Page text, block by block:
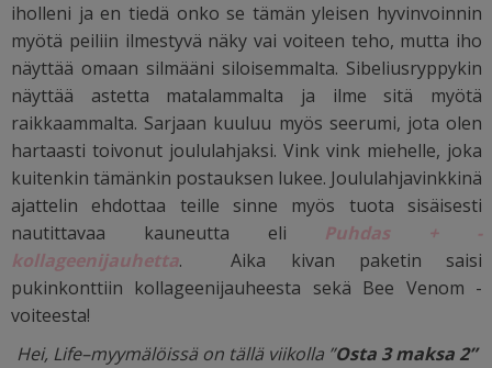
iholleni ja en tiedä onko se tämän yleisen hyvinvoinnin
myötä peiliin ilmestyvä näky vai voiteen teho, mutta iho
näyttää omaan silmääni siloisemmalta. Sibeliusryppykin
näyttää astetta matalammalta ja ilme sitä myötä
raikkaammalta. Sarjaan kuuluu myös seerumi, jota olen
hartaasti toivonut joululahjaksi. Vink vink miehelle, joka
kuitenkin tämänkin postauksen lukee. Joululahjavinkkinä
ajattelin ehdottaa teille sinne myös tuota sisäisesti
nautittavaa kauneutta eli Puhdas + -
kollageenijauhetta. Aika kivan paketin saisi
pukinkonttiin kollageenijauheesta sekä Bee Venom -
voiteesta!
Hei, Life–myymälöissä on tällä viikolla ”Osta 3 maksa 2”